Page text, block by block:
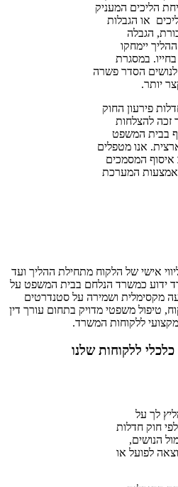
הליכים המעניק
או הגבלות
הגבלה
יימחקו
במסגרת
הסדר פשרה
יותר.
פירעון החוק
זכה להצלחות
בבית המשפט
אנו מטפלים
איסוף המסמכים
המערכת
אישי של הלקוח מתחילת ההליך ועד
ידוע כמשרד הנלחם בבית המשפט על
מקסימלית ושמירה על סטנדרטים
טיפול משפטי מדויק בתחום עורך דין
ללקוחות המשרד.
ללקוחות שלנו
לך על
חוק חדלות
הנושים,
לפועל או